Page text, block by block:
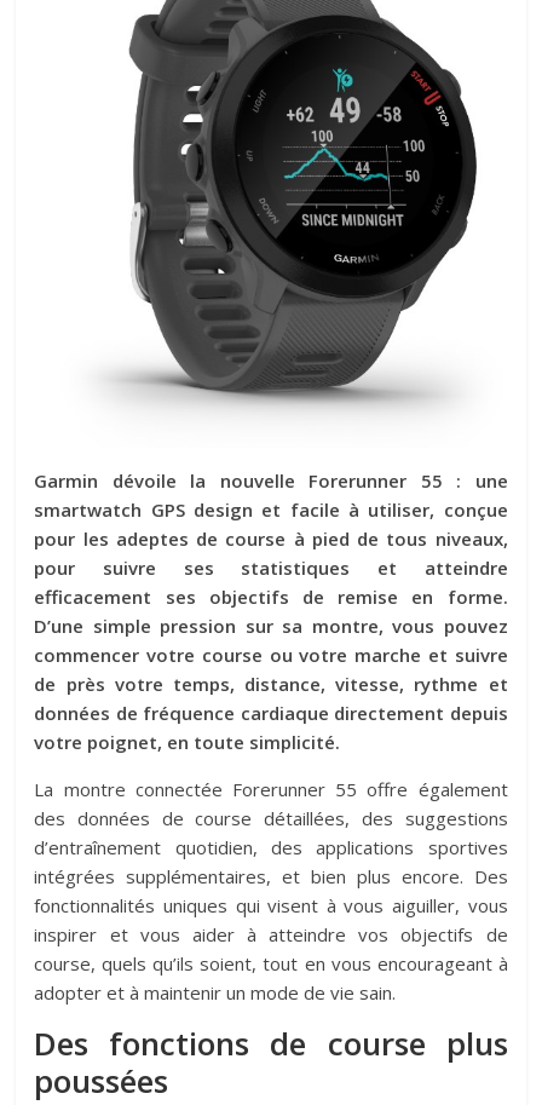
Garmin dévoile la nouvelle Forerunner 55 : une
smartwatch GPS design et facile à utiliser, conçue
pour les adeptes de course à pied de tous niveaux,
pour suivre ses statistiques et atteindre
efficacement ses objectifs de remise en forme.
D’une simple pression sur sa montre, vous pouvez
commencer votre course ou votre marche et suivre
de près votre temps, distance, vitesse, rythme et
données de fréquence cardiaque directement depuis
votre poignet, en toute simplicité.
La montre connectée Forerunner 55 offre également
des données de course détaillées, des suggestions
d’entraînement quotidien, des applications sportives
intégrées supplémentaires, et bien plus encore. Des
fonctionnalités uniques qui visent à vous aiguiller, vous
inspirer et vous aider à atteindre vos objectifs de
course, quels qu’ils soient, tout en vous encourageant à
adopter et à maintenir un mode de vie sain.
Des fonctions de course plus
poussées